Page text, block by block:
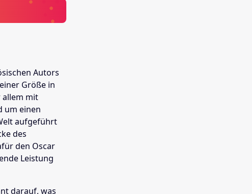
Autors
Größe in
allem mit
um einen
aufgeführt
des
den Oscar
Leistung
darauf, was